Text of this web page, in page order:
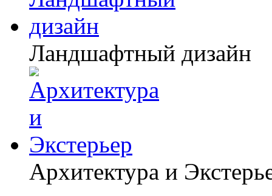
Ландшафтный дизайн
Архитектура и